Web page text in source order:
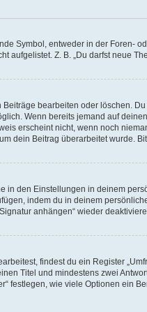
Symbol, entweder in der Foren-
Z. B. „Du darfst neue
bearbeiten oder löschen.
Wenn bereits jemand auf
erscheint nicht, wenn noch
dein Beitrag überarbeitet wurde.
den Einstellungen in deinem
indem du in deinem
anhängen“ wieder
findest du ein Register
Titel und mindestens zwei
festlegen, wie viele Optionen